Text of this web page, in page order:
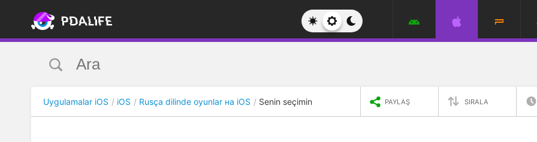
Uygulamalar iOS iOS Rusça dilinde oyunlar на iOS Senin seçimin PAYLAŞ SIRALA